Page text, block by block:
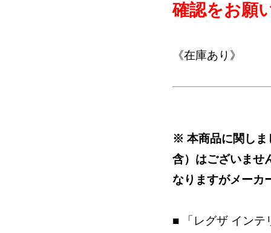
確認をお願
《在庫あり》
※ 本商品に関しま
含）はございませ
なりますがメーカ
■ 「レグザ インテ